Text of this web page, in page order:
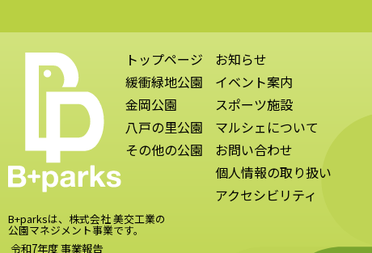
トップページ
緩衝緑地公園
金岡公園
八戸の里公園
その他の公園
お知らせ
イベント案内
スポーツ施設
マルシェについて
お問い合わせ
個人情報の取り扱い
アクセシビリティ
B+parksは、株式会社 美交工業の
公園マネジメント事業です。
令和7年度 事業報告